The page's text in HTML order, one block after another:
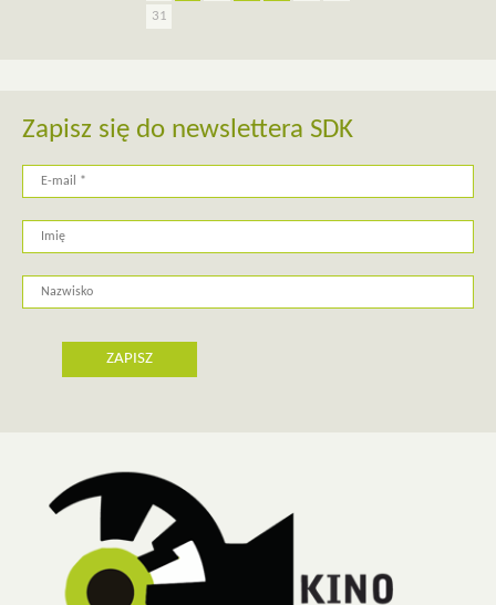
31
Zapisz się do newslettera SDK